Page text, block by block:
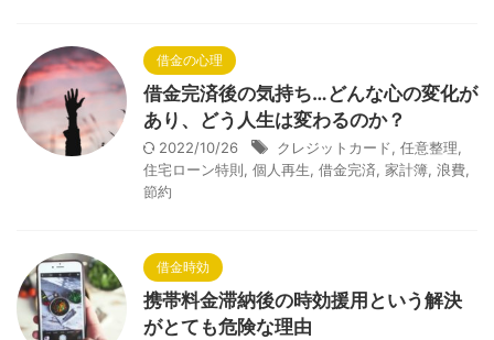
借金の心理
借金完済後の気持ち…どんな心の変化が
あり、どう人生は変わるのか？
2022/10/26 クレジットカード, 任意整理,
住宅ローン特則, 個人再生, 借金完済, 家計簿, 浪費,
節約
借金時効
携帯料金滞納後の時効援用という解決
がとても危険な理由